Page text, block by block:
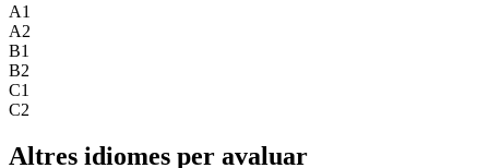
A1
A2
B1
B2
C1
C2
Altres idiomes per avaluar